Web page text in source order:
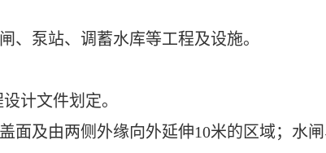
、泵站、调蓄水库等工程及设施。
计文件划定。
面及由两侧外缘向外延伸10米的区域；水